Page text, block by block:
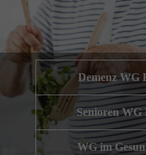
Anmelden
Register |Lost your password?
Über uns
Demenz WG
Senioren WG
WG im